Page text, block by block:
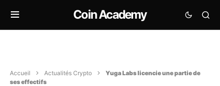
Coin Academy
Accueil Actualités Crypto
Yuga Labs licencie une partie de
ses effectifs